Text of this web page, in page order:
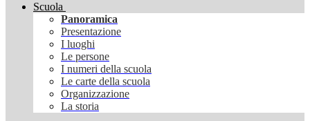
Scuola
Panoramica
Presentazione
I luoghi
Le persone
I numeri della scuola
Le carte della scuola
Organizzazione
La storia